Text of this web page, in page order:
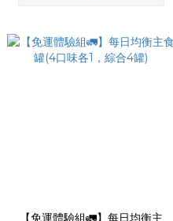
【免運體驗組🚛】每日均衡主